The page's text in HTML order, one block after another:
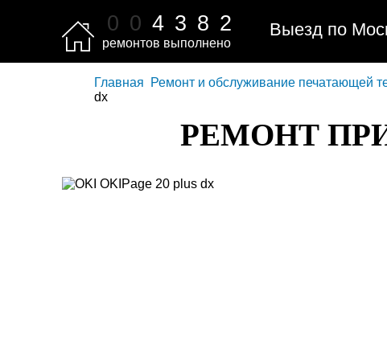
0 0 4 3 8 2
ремонтов выполнено
Выезд по
Главная Ремонт и обслуживание печатающей
dx
РЕМОНТ